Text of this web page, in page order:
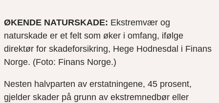
ØKENDE NATURSKADE: Ekstremvær og
naturskade er et felt som øker i omfang, ifølge
direktør for skadeforsikring, Hege Hodnesdal i Finans
Norge. (Foto: Finans Norge.)
Nesten halvparten av erstatningene, 45 prosent,
gjelder skader på grunn av ekstremnedbør eller